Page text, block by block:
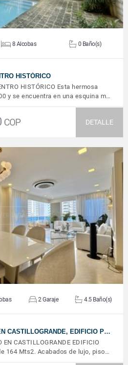
8 Alcobas 0 Baño(s)
HISTÓRICO
HISTÓRICO Esta hermosa
y se encuentra en una esquina m…
COP DETALLE
VER DETALLES
2 Garaje 4.5 Baño(s)
CASTILLOGRANDE, EDIFICIO P…
EN CASTILLOGRANDE EDIFICIO
164 Mts2. Acabados de lujo, piso…